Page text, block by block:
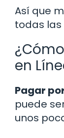
Así que
todas las
en
Pagar
puede
unos